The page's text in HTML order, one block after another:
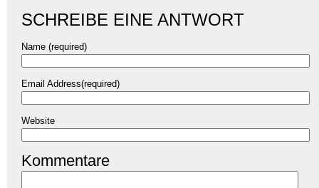
SCHREIBE EINE ANTWORT
Name (required)
Email Address(required)
Website
Kommentare